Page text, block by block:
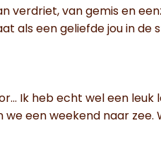
verdriet, van gemis en
als een geliefde jou in de
Ik heb echt wel een leuk
een weekend naar zee.